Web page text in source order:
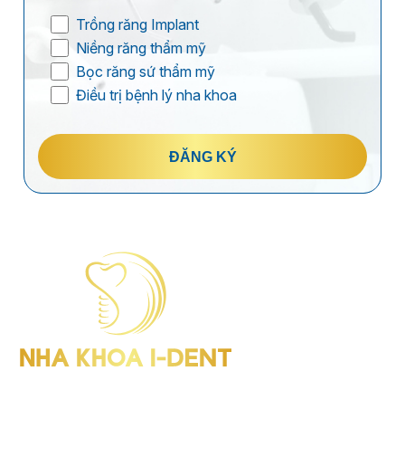
Trồng răng Implant
Niềng răng thẩm mỹ
Bọc răng sứ thẩm mỹ
Điều trị bệnh lý nha khoa
ĐĂNG KÝ